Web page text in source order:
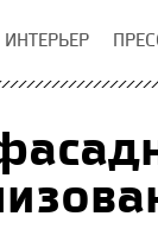
ИНТЕРЬЕР